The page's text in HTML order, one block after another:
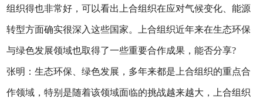
组织得也非常好，可以看出上合组织在应对气候变化、能源
转型方面确实很深入这些国家。上合组织近年来在生态环保
与绿色发展领域也取得了一些重要合作成果，能否分享?
张明：生态环保、绿色发展，多年来都是上合组织的重点合
作领域，特别是随着该领域面临的挑战越来越大，上合组织